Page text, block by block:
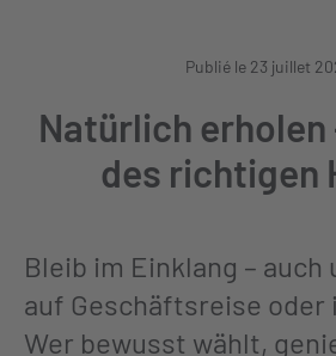
Publié le 23 juillet
Natürlich erholen
des richtigen
Bleib im Einklang – auch
auf Geschäftsreise oder
Wer bewusst wählt,